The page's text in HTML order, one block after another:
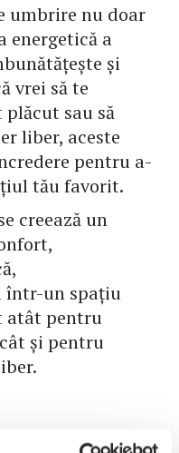
umbrire nu doar
energetică a
și
vrei să te
sau să
liber, aceste
pentru a-
tău favorit.
creează un
într-un spațiu
pentru
și pentru